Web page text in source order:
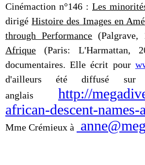
Cinémaction n°146 : Les
dirigéHistoire des Images en
through Performance
Afrique (Paris: L'Harmattan,
documentaires. Elle écrit pour
d'ailleurs été diffusé
anglais http://
african-descent-
Mme Crémieux à